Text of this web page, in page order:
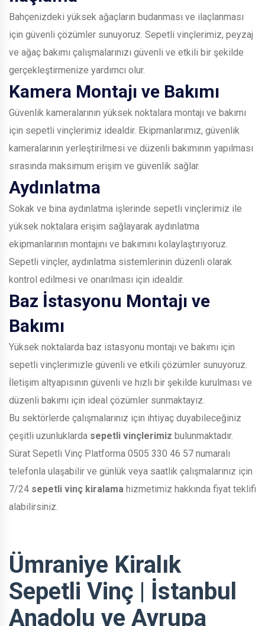
Bahçenizdeki yüksek ağaçların budanması ve ilaçlanması
için güvenli çözümler sunuyoruz. Sepetli vinçlerimiz, peyzaj
ve ağaç bakımı çalışmalarınızı güvenli ve etkili bir şekilde
gerçekleştirmenize yardımcı olur.
Kamera Montajı ve Bakımı
Güvenlik kameralarının yüksek noktalara montajı ve bakımı
için sepetli vinçlerimiz idealdir. Ekipmanlarımız, güvenlik
kameralarının yerleştirilmesi ve düzenli bakımının yapılması
sırasında maksimum erişim ve güvenlik sağlar.
Aydınlatma
Sokak ve bina aydınlatma işlerinde sepetli vinçlerimiz ile
yüksek noktalara erişim sağlayarak aydınlatma
ekipmanlarının montajını ve bakımını kolaylaştırıyoruz.
Sepetli vinçler, aydınlatma sistemlerinin düzenli olarak
kontrol edilmesi ve onarılması için idealdir.
Baz İstasyonu Montajı ve
Bakımı
Yüksek noktalarda baz istasyonu montajı ve bakımı için
sepetli vinçlerimizle güvenli ve etkili çözümler sunuyoruz.
İletişim altyapısının güvenli ve hızlı bir şekilde kurulması ve
düzenli bakımı için ideal çözümler sunmaktayız.
Bu sektörlerde çalışmalarınız için ihtiyaç duyabileceğiniz
çeşitli uzunluklarda sepetli vinçlerimiz bulunmaktadır.
Sürat Sepetli Vinç Platforma 0505 330 46 57 numaralı
telefonla ulaşabilir ve günlük veya saatlik çalışmalarınız için
7/24 sepetli vinç kiralama hizmetimiz hakkında fiyat teklifi
alabilirsiniz.
Ümraniye Kiralık
Sepetli Vinç | İstanbul
Anadolu ve Avrupa